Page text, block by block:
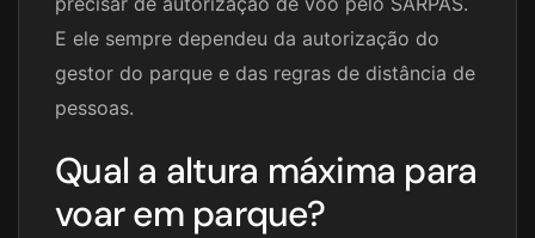
E ele sempre dependeu da autorização do
gestor do parque e das regras de distância de
pessoas.
Qual a altura máxima para
voar em parque?